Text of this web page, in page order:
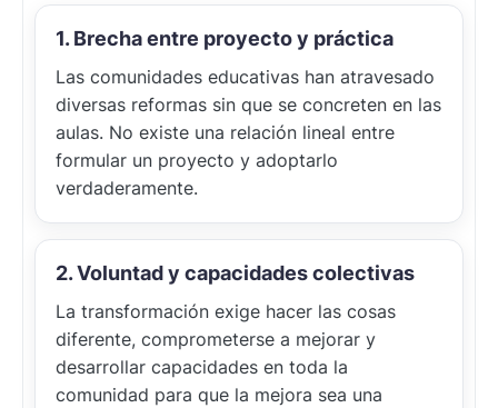
1. Brecha entre proyecto y práctica
Las comunidades educativas han atravesado
diversas reformas sin que se concreten en las
aulas. No existe una relación lineal entre
formular un proyecto y adoptarlo
verdaderamente.
2. Voluntad y capacidades colectivas
La transformación exige hacer las cosas
diferente, comprometerse a mejorar y
desarrollar capacidades en toda la
comunidad para que la mejora sea una